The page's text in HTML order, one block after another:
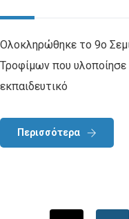
Ολοκληρώθηκε το 9ο
Τροφίμων που υλοποίησε
εκπαιδευτικό
Περισσότερα